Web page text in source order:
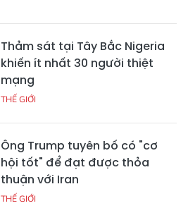
Thảm sát tại Tây Bắc Nigeria
khiến ít nhất 30 người thiệt
mạng
THẾ GIỚI
Ông Trump tuyên bố có "cơ
hội tốt" để đạt được thỏa
thuận với Iran
THẾ GIỚI